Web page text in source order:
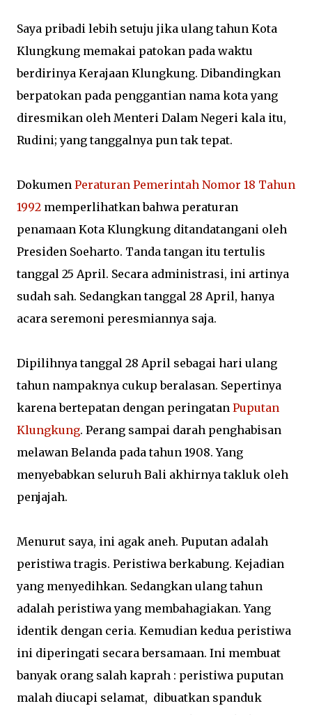
Saya pribadi lebih setuju jika ulang tahun Kota
Klungkung memakai patokan pada waktu
berdirinya Kerajaan Klungkung. Dibandingkan
berpatokan pada penggantian nama kota yang
diresmikan oleh Menteri Dalam Negeri kala itu,
Rudini; yang tanggalnya pun tak tepat.
Dokumen Peraturan Pemerintah Nomor 18 Tahun
1992 memperlihatkan bahwa peraturan
penamaan Kota Klungkung ditandatangani oleh
Presiden Soeharto. Tanda tangan itu tertulis
tanggal 25 April. Secara administrasi, ini artinya
sudah sah. Sedangkan tanggal 28 April, hanya
acara seremoni peresmiannya saja.
Dipilihnya tanggal 28 April sebagai hari ulang
tahun nampaknya cukup beralasan. Sepertinya
karena bertepatan dengan peringatan Puputan
Klungkung. Perang sampai darah penghabisan
melawan Belanda pada tahun 1908. Yang
menyebabkan seluruh Bali akhirnya takluk oleh
penjajah.
Menurut saya, ini agak aneh. Puputan adalah
peristiwa tragis. Peristiwa berkabung. Kejadian
yang menyedihkan. Sedangkan ulang tahun
adalah peristiwa yang membahagiakan. Yang
identik dengan ceria. Kemudian kedua peristiwa
ini diperingati secara bersamaan. Ini membuat
banyak orang salah kaprah : peristiwa puputan
malah diucapi selamat, dibuatkan spanduk